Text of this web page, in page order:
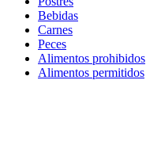
Bebidas
Carnes
Peces
Alimentos prohibidos
Alimentos permitidos